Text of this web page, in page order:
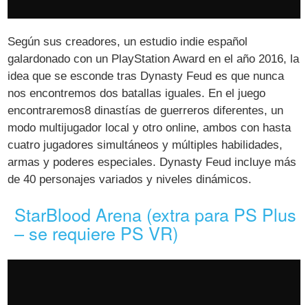
Según sus creadores, un estudio indie español
galardonado con un PlayStation Award en el año 2016, la
idea que se esconde tras Dynasty Feud es que nunca
nos encontremos dos batallas iguales. En el juego
encontraremos8 dinastías de guerreros diferentes, un
modo multijugador local y otro online, ambos con hasta
cuatro jugadores simultáneos y múltiples habilidades,
armas y poderes especiales. Dynasty Feud incluye más
de 40 personajes variados y niveles dinámicos.
StarBlood Arena (extra para PS Plus
– se requiere PS VR)